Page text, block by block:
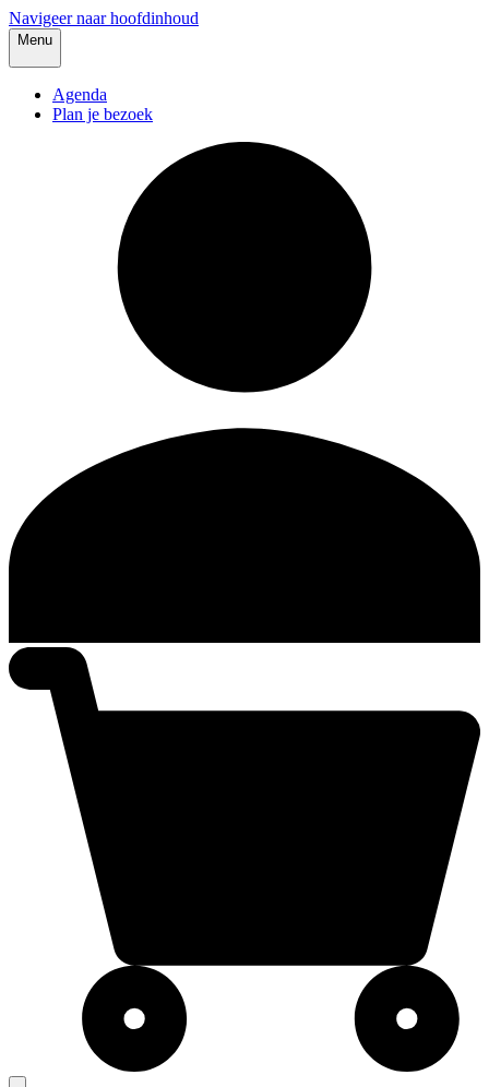
Navigeer naar hoofdinhoud
Menu
Agenda
Plan je bezoek